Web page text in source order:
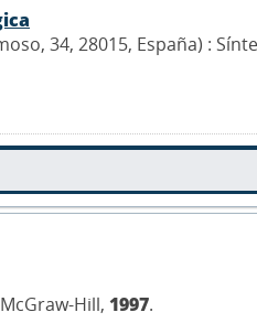
34, 28015, España) :
Hill, 1997.